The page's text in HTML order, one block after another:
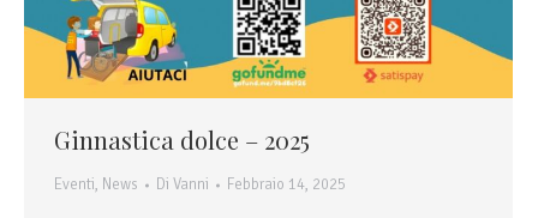
Ginnastica dolce – 2025
Eventi, News Di Vanni Febbraio 14, 2025